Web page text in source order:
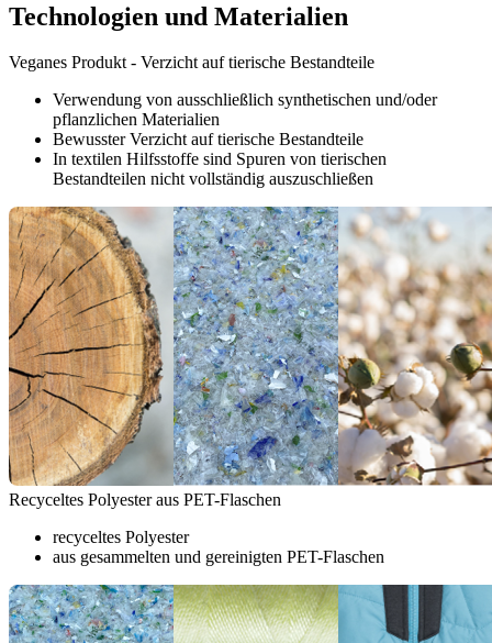
Technologien und Materialien
Veganes Produkt - Verzicht auf tierische Bestandteile
Verwendung von ausschließlich synthetischen und/oder
pflanzlichen Materialien
Bewusster Verzicht auf tierische Bestandteile
In textilen Hilfsstoffe sind Spuren von tierischen
Bestandteilen nicht vollständig auszuschließen
Recyceltes Polyester aus PET-Flaschen
recyceltes Polyester
aus gesammelten und gereinigten PET-Flaschen